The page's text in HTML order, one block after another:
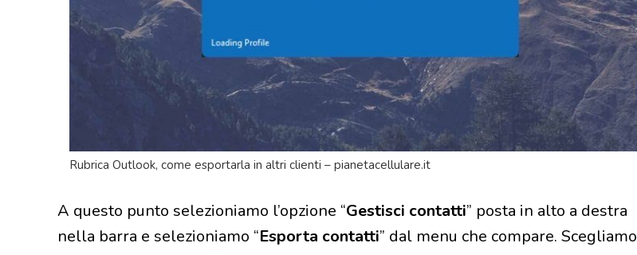
Rubrica Outlook, come esportarla in altri clienti – pianetacellulare.it
A questo punto selezioniamo l’opzione “Gestisci contatti” posta in alto a destra
nella barra e selezioniamo “Esporta contatti” dal menu che compare. Scegliamo